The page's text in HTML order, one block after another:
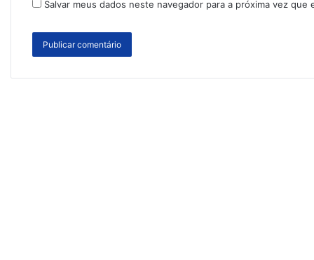
Salvar meus dados neste navegador para a próxima vez que